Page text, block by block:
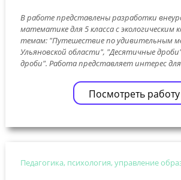
В работе представлены разработки
математике для 5 класса с
темам: "Путешествие по удивительным
Ульяновской области", "Десятичные
дроби". Работа представляет интерес для
Посмотреть работу
Педагогика, психология, управление